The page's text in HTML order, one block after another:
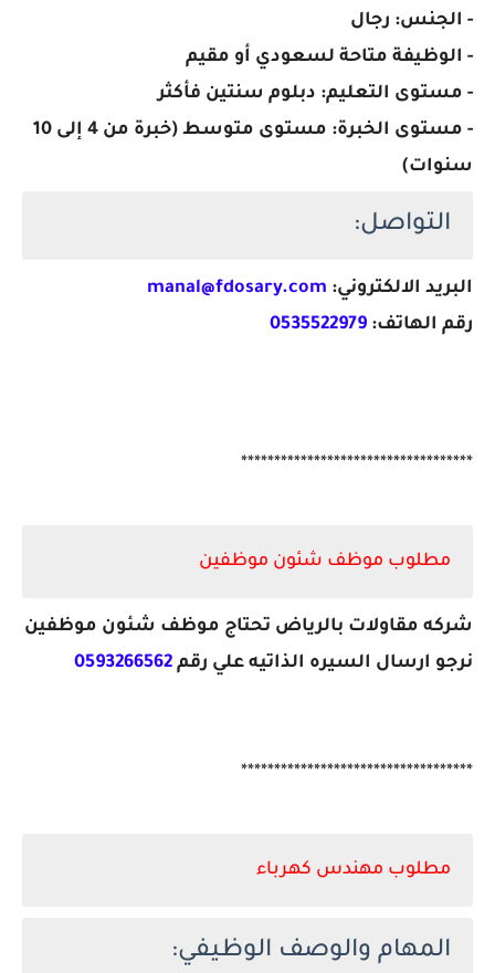
- الجنس: رجال
- الوظيفة متاحة لسعودي أو مقيم
- مستوى التعليم: دبلوم سنتين فأكثر
- مستوى الخبرة: مستوى متوسط (خبرة من 4 إلى 10
سنوات)
التواصل:
البريد الالكتروني: manal@fdosary.com
رقم الهاتف: 0535522979
***********************************
مطلوب موظف شئون موظفين
شركه مقاولات بالرياض تحتاج موظف شئون موظفين
نرجو ارسال السيره الذاتيه علي رقم 0593266562
***********************************
مطلوب مهندس كهرباء
المهام والوصف الوظيفي: